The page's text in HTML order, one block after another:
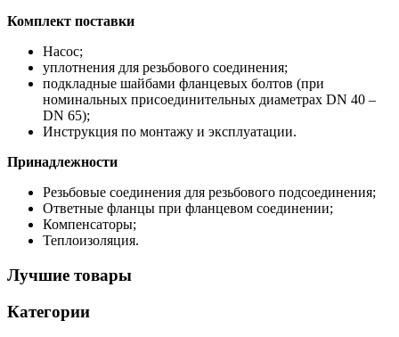
Комплект поставки
Насос;
уплотнения для резьбового соединения;
подкладныe шайбами фланцевых болтов (при
номинальных присоединительных диаметрах DN 40 –
DN 65);
Инструкция по монтажу и эксплуатации.
Принадлежности
Резьбовые соединения для резьбового подсоединения;
Ответные фланцы при фланцевом соединении;
Компенсаторы;
Теплоизоляция.
Лучшие товары
Категории